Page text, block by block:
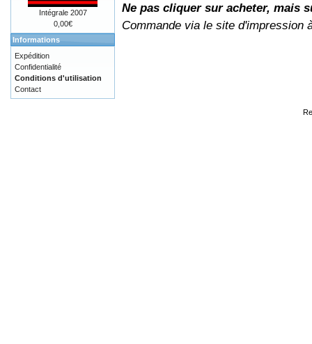
Ne pas cliquer sur acheter, mais
Commande via le site d'impression
Intégrale 2007
0,00€
Informations
Expédition
Confidentialité
Conditions d'utilisation
Contact